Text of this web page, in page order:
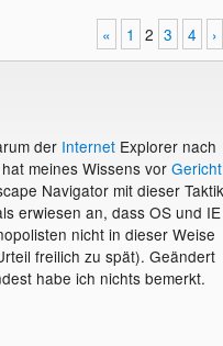
« 1 2 3 4 ›
der InternetExplorer nach
meines Wissens vor Gericht
Navigator mit dieser Taktik
erwiesen an, dass OS und IE
nicht in dieser Weise
freilich zu spät). Geändert
habe ich nichts bemerkt.